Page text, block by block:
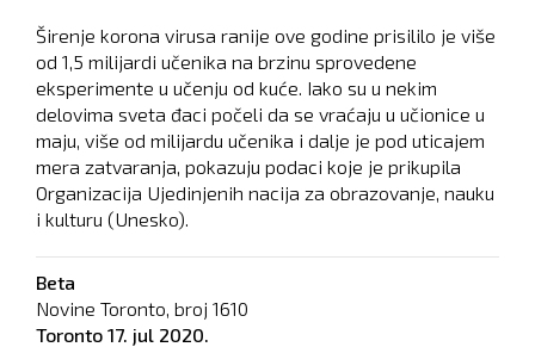
Širenje korona virusa ranije ove godine prisililo je više
od 1,5 milijardi učenika na brzinu sprovedene
eksperimente u učenju od kuće. Iako su u nekim
delovima sveta đaci počeli da se vraćaju u učionice u
maju, više od milijardu učenika i dalje je pod uticajem
mera zatvaranja, pokazuju podaci koje je prikupila
Organizacija Ujedinjenih nacija za obrazovanje, nauku
i kulturu (Unesko).
Beta
Novine Toronto, broj 1610
Toronto 17. jul 2020.